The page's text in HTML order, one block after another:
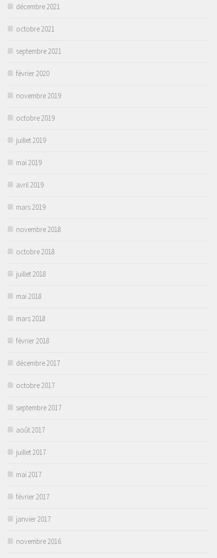
décembre 2021
octobre 2021
septembre 2021
février 2020
novembre 2019
octobre 2019
juillet 2019
mai 2019
avril 2019
mars 2019
novembre 2018
octobre 2018
juillet 2018
mai 2018
mars 2018
février 2018
décembre 2017
octobre 2017
septembre 2017
août 2017
juillet 2017
mai 2017
février 2017
janvier 2017
novembre 2016